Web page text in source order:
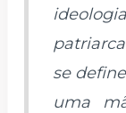
se
uma